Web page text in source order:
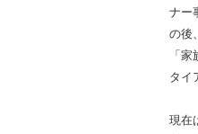
ナー
の後
「
タイ
現在